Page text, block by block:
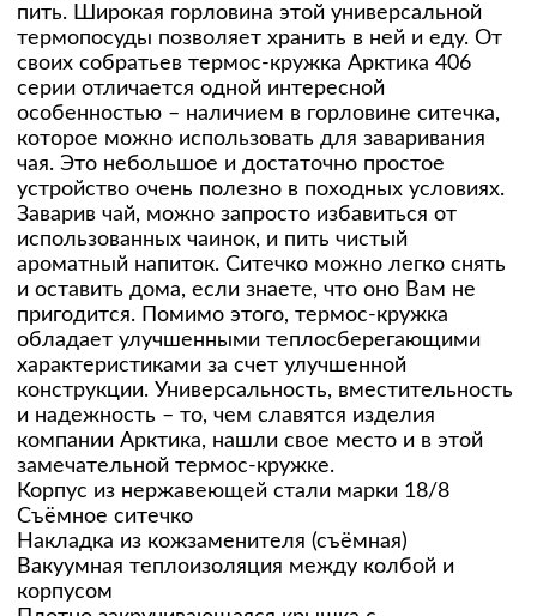
пить. Широкая горловина этой универсальной
термопосуды позволяет хранить в ней и еду. От
своих собратьев термос-кружка Арктика 406
серии отличается одной интересной
особенностью – наличием в горловине ситечка,
которое можно использовать для заваривания
чая. Это небольшое и достаточно простое
устройство очень полезно в походных условиях.
Заварив чай, можно запросто избавиться от
использованных чаинок, и пить чистый
ароматный напиток. Ситечко можно легко снять
и оставить дома, если знаете, что оно Вам не
пригодится. Помимо этого, термос-кружка
обладает улучшенными теплосберегающими
характеристиками за счет улучшенной
конструкции. Универсальность, вместительность
и надежность – то, чем славятся изделия
компании Арктика, нашли свое место и в этой
замечательной термос-кружке.
Корпус из нержавеющей стали марки 18/8
Съёмное ситечко
Накладка из кожзаменителя (съёмная)
Вакуумная теплоизоляция между колбой и
корпусом